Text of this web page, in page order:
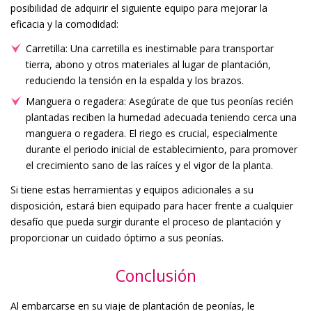
posibilidad de adquirir el siguiente equipo para mejorar la
eficacia y la comodidad:
Carretilla: Una carretilla es inestimable para transportar
tierra, abono y otros materiales al lugar de plantación,
reduciendo la tensión en la espalda y los brazos.
Manguera o regadera: Asegúrate de que tus peonías recién
plantadas reciben la humedad adecuada teniendo cerca una
manguera o regadera. El riego es crucial, especialmente
durante el periodo inicial de establecimiento, para promover
el crecimiento sano de las raíces y el vigor de la planta.
Si tiene estas herramientas y equipos adicionales a su
disposición, estará bien equipado para hacer frente a cualquier
desafío que pueda surgir durante el proceso de plantación y
proporcionar un cuidado óptimo a sus peonías.
Conclusión
Al embarcarse en su viaje de plantación de peonías, le